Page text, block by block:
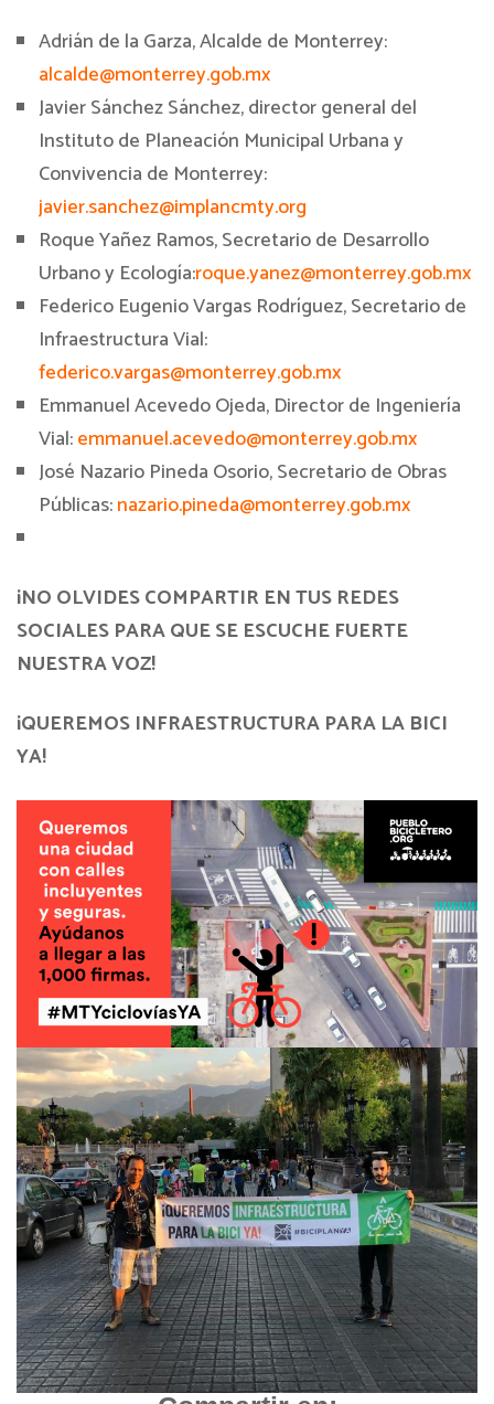
Adrián de la Garza, Alcalde de Monterrey:
alcalde@monterrey.gob.mx
Javier Sánchez Sánchez, director general del
Instituto de Planeación Municipal Urbana y
Convivencia de Monterrey:
javier.sanchez@implancmty.org
Roque Yañez Ramos, Secretario de Desarrollo
Urbano y Ecología:roque.yanez@monterrey.gob.mx
Federico Eugenio Vargas Rodríguez, Secretario de
Infraestructura Vial:
federico.vargas@monterrey.gob.mx
Emmanuel Acevedo Ojeda, Director de Ingeniería
Vial:emmanuel.acevedo@monterrey.gob.mx
José Nazario Pineda Osorio, Secretario de Obras
Públicas:nazario.pineda@monterrey.gob.mx
¡NO OLVIDES COMPARTIR EN TUS REDES
SOCIALES PARA QUE SE ESCUCHE FUERTE
NUESTRA VOZ!
¡QUEREMOS INFRAESTRUCTURA PARA LA BICI
YA!